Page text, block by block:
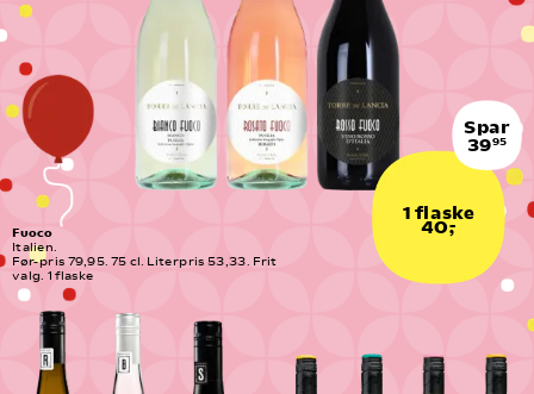
Fuoco
Italien.
Før-pris 79,95. 75 cl. Literpris 53,33. Frit
valg. 1 flaske
1 flaske
40,-
Spar
3995